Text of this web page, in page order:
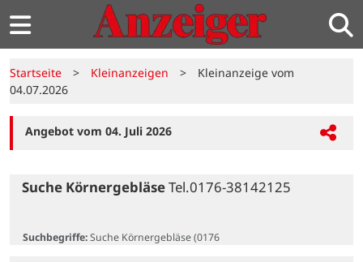
Startseite > Kleinanzeigen >
Kleinanzeige vom
04.07.2026
Angebot vom 04. Juli 2026
Suche Körnergebläse Tel.0176-38142125
Suchbegriffe:Suche Körnergebläse (0176